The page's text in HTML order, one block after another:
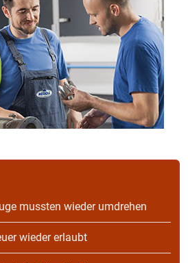
mussten wieder umdrehen
wieder erlaubt